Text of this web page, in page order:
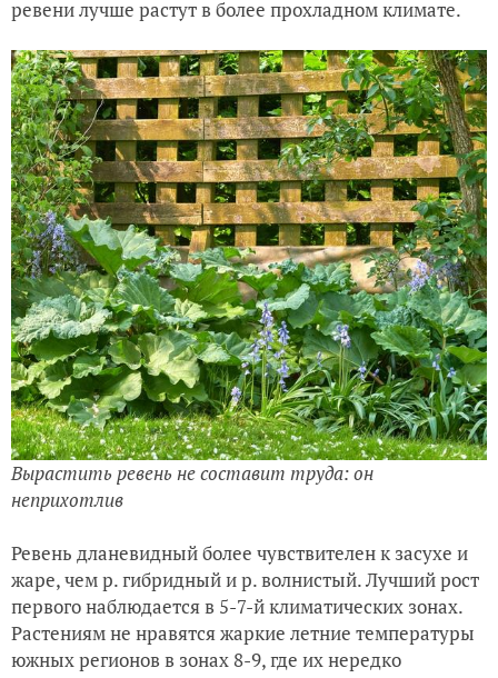
ревени лучше растут в более прохладном климате.
Вырастить ревень не составит труда: он
неприхотлив
Ревень дланевидный более чувствителен к засухе и
жаре, чем р. гибридный и р. волнистый. Лучший рост
первого наблюдается в 5-7-й климатических зонах.
Растениям не нравятся жаркие летние температуры
южных регионов в зонах 8-9, где их нередко